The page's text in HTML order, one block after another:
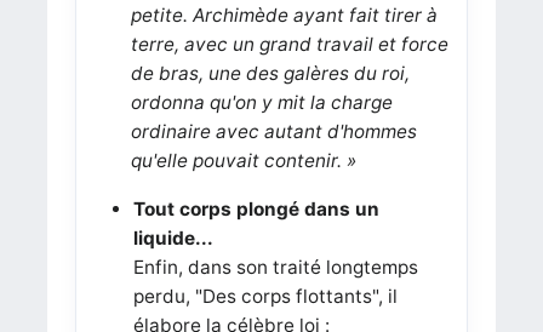
petite. Archimède ayant fait tirer à
terre, avec un grand travail et force
de bras, une des galères du roi,
ordonna qu'on y mit la charge
ordinaire avec autant d'hommes
qu'elle pouvait contenir. »
Tout corps plongé dans un
liquide...
Enfin, dans son traité longtemps
perdu, "Des corps flottants", il
élabore la célèbre loi :